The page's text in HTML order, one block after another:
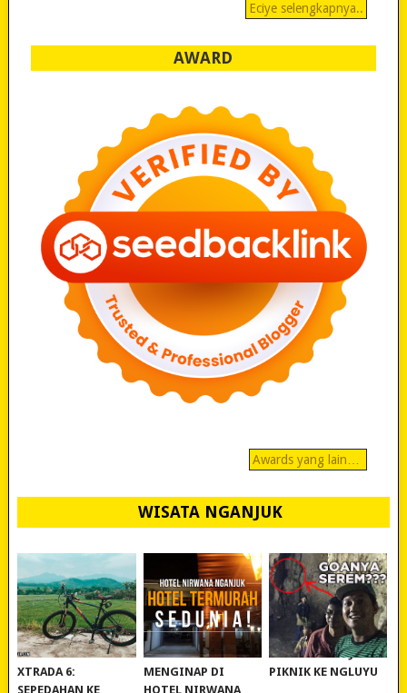
Eciye selengkapnya..
AWARD
Awards yang lain…
WISATA NGANJUK
REVIEW POLYGON
XTRADA 6:
SEPEDAHAN KE
MURAH BANGET!
MENGINAP DI
HOTEL NIRWANA
WISATA NGANJUK:
PIKNIK KE NGLUYU